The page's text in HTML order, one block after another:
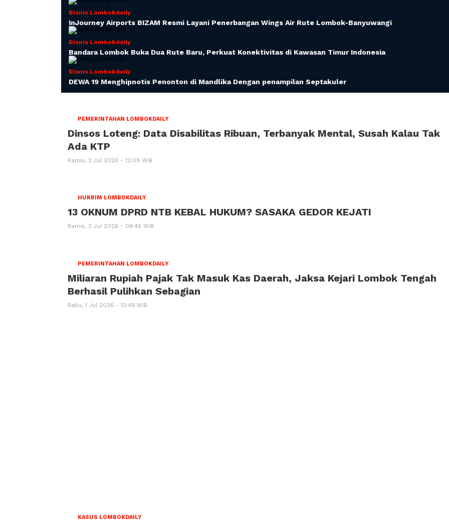
Bisnis Lombokdaily
InJourney Airports BIZAM Resmi Layani Penerbangan Wings Air Rute Lombok-Banyuwangi
Bisnis Lombokdaily
Bandara Lombok Buka Dua Rute Baru, Perkuat Konektivitas di Kawasan Timur Indonesia
Bisnis Lombokdaily
DEWA 19 Menghipnotis Penonton di Mandlika Dengan penampilan Septakuler
PEMERINTAHAN LOMBOKDAILY
Dinsos Loteng: Data Disabilitas Ribuan, Terbanyak Mental, Susah Kalau Tak
Ada KTP
Kamis, 2 Jul 2026 - 12:09 WIB
HUKRIM LOMBOKDAILY
13 OKNUM DPRD NTB KEBAL HUKUM? SASAKA GEDOR KEJATI
Kamis, 2 Jul 2026 - 08:46 WIB
PEMERINTAHAN LOMBOKDAILY
Miliaran Rupiah Pajak Tak Masuk Kas Daerah, Jaksa Kejari Lombok Tengah
Berhasil Pulihkan Sebagian
Rabu, 1 Jul 2026 - 13:49 WIB
KASUS LOMBOKDAILY